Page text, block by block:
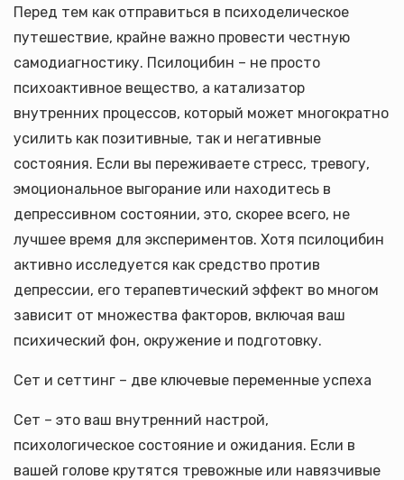
Перед тем как отправиться в психоделическое
путешествие, крайне важно провести честную
самодиагностику. Псилоцибин – не просто
психоактивное вещество, а катализатор
внутренних процессов, который может многократно
усилить как позитивные, так и негативные
состояния. Если вы переживаете стресс, тревогу,
эмоциональное выгорание или находитесь в
депрессивном состоянии, это, скорее всего, не
лучшее время для экспериментов. Хотя псилоцибин
активно исследуется как средство против
депрессии, его терапевтический эффект во многом
зависит от множества факторов, включая ваш
психический фон, окружение и подготовку.
Сет и сеттинг – две ключевые переменные успеха
Сет – это ваш внутренний настрой,
психологическое состояние и ожидания. Если в
вашей голове крутятся тревожные или навязчивые